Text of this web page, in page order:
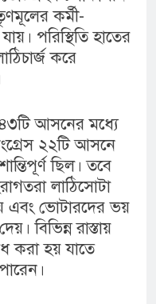
কর্মী-
পরিস্থিতি হাতের
করে
আসনের মধ্যে
২২টি আসনে
ছিল। তবে
লাঠিসোটা
এবং ভোটারদের ভয়
বিভিন্ন রাস্তায়
করা হয় যাতে